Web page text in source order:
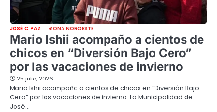
JOSÉ C. PAZ ZONA NOROESTE
Mario Ishii acompaño a cientos de
chicos en “Diversión Bajo Cero”
por las vacaciones de invierno
25 julio, 2026
Mario Ishii acompaño a cientos de chicos en “Diversión Bajo
Cero” por las vacaciones de invierno. La Municipalidad de
José…